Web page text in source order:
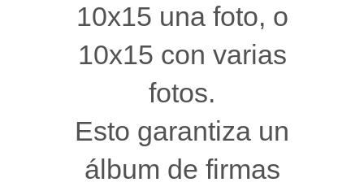
10x15 una foto, o
10x15 con varias
fotos.
Esto garantiza un
álbum de firmas